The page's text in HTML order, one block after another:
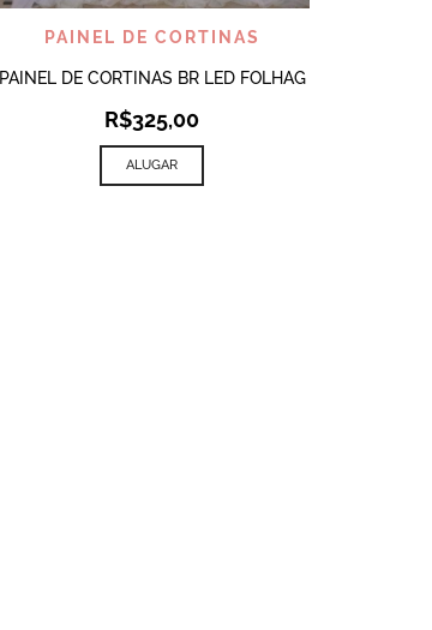
VISUALIZAR
PAINEL DE CORTINAS
PAINEL DE CORTINAS BR LED FOLHAG
R$325,00
ALUGAR